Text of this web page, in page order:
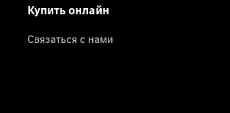
Купить онлайн
Связаться с нами